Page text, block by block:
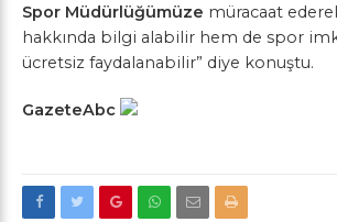
Spor Müdürlüğümüze müracaat
hakkında bilgi alabilir hem de spor
ücretsiz faydalanabilir” diye konuştu.
GazeteAbc